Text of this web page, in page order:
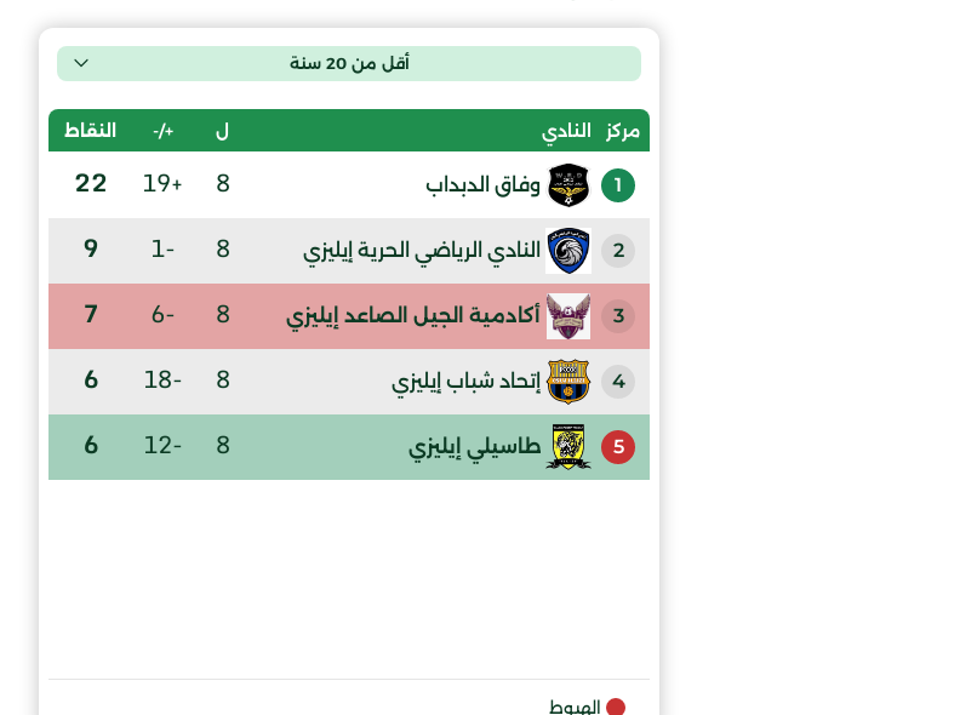
أقل من 20 سنة
مركز النادي ل +/- النقاط
1 وفاق الدبداب 8
+19
22
2 النادي الرياضي الحرية إيليزي 8
-1
9
3 أكادمية الجيل الصاعد إيليزي 8
-6
7
4 إتحاد شباب إيليزي 8
-18
6
5 طاسيلي إيليزي 8
-12
6
الهبوط